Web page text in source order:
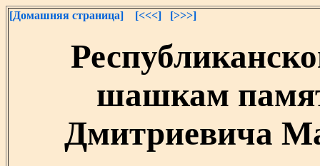
[Домашняя страница] [<<<] [>>>]
шашкам
Дмитриевича